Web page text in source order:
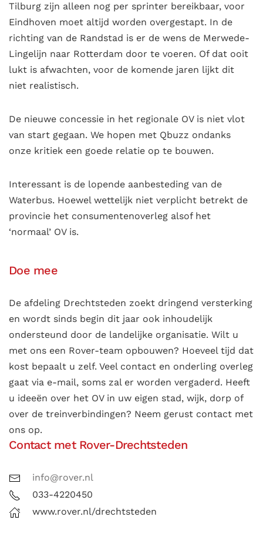
Tilburg zijn alleen nog per sprinter bereikbaar, voor
Eindhoven moet altijd worden overgestapt. In de
richting van de Randstad is er de wens de Merwede-
Lingelijn naar Rotterdam door te voeren. Of dat ooit
lukt is afwachten, voor de komende jaren lijkt dit
niet realistisch.
De nieuwe concessie in het regionale OV is niet vlot
van start gegaan. We hopen met Qbuzz ondanks
onze kritiek een goede relatie op te bouwen.
Interessant is de lopende aanbesteding van de
Waterbus. Hoewel wettelijk niet verplicht betrekt de
provincie het consumentenoverleg alsof het
‘normaal’ OV is.
Doe mee
De afdeling Drechtsteden zoekt dringend versterking
en wordt sinds begin dit jaar ook inhoudelijk
ondersteund door de landelijke organisatie. Wilt u
met ons een Rover-team opbouwen? Hoeveel tijd dat
kost bepaalt u zelf. Veel contact en onderling overleg
gaat via e-mail, soms zal er worden vergaderd. Heeft
u ideeën over het OV in uw eigen stad, wijk, dorp of
over de treinverbindingen? Neem gerust contact met
ons op.
Contact met Rover-Drechtsteden
info@rover.nl
033-4220450
www.rover.nl/drechtsteden